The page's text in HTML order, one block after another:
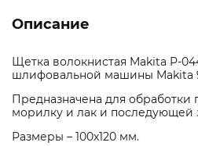
Описание
Щетка волокнистая Makita P-
шлифовальной машины Makita
Предназначена для обработки
морилку и лак и последующей
Размеры – 100х120 мм.